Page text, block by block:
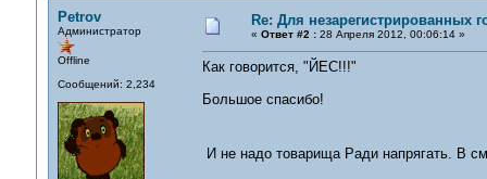
Petrov
Администратор
Offline
Сообщений: 2,234
Re: Для незарегистрированных
« Ответ #2 :28 Апреля 2012, 00:06:14 »
Как говорится, "ЙЕС!!!"
Большое спасибо!
И не надо товарища Ради напрягать. В